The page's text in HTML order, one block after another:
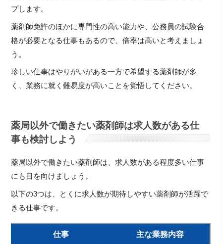
プします。
薬剤師免許のほかに専門性の高い能力や、公務員の試験合
格が必要となる仕事もあるので、倍率は高いと考えましょ
う。
珍しい仕事はやりがいがある一方で希望する薬剤師が多
く、業務に就く難易度が高いことを覚悟してください。
薬局以外で働きたい薬剤師は求人数がある仕
事も検討しよう
薬局以外で働きたい薬剤師は、求人数がある程度多い仕事
にも目を向けましょう。
以下の3つは、とくに求人数が期待しやすい薬剤師が活躍で
きる仕事です。
仕事 主な業務内容